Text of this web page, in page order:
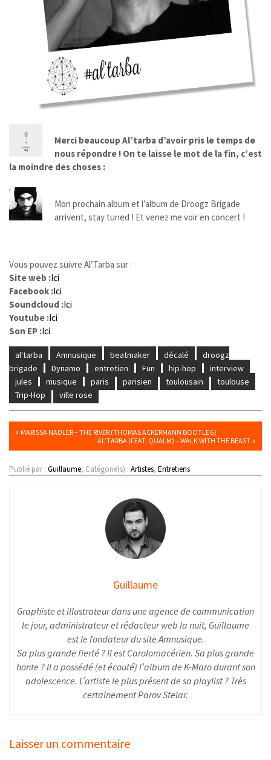
Merci beaucoup Al’tarba d’avoir pris le temps de
nous répondre ! On te laisse le mot de la fin, c’est
la moindre des choses :
Mon prochain album et l’album de Droogz Brigade
arrivent, stay tuned ! Et venez me voir en concert !
Vous pouvez suivre Al’Tarba sur :
Site web :Ici
Facebook :Ici
Soundcloud :Ici
Youtube :Ici
Son EP :Ici
al'tarba Amnusique beatmaker décalé
droogz
brigade
Dynamo entretien Fun hip-hop
interview
jules
musique paris parisien toulousain
toulouse
Trip-Hop
ville rose
« MARISSA NADLER – THE RIVER (THOMAS ACKERMANN BOOTLEG)
AL’TARBA (FEAT. QUALM) – WALK WITH THE BEAST »
Publié par : Guillaume, Catégorie(s) : Artistes, Entretiens
Guillaume
Graphiste et illustrateur dans une agence de communication
le jour, administrateur et rédacteur web la nuit, Guillaume
est le fondateur du site Amnusique.
Sa plus grande fierté ? Il est Carolomacérien. Sa plus grande
honte ? Il a possédé (et écouté) l’album de K-Maro durant son
adolescence. L’artiste le plus présent de sa playlist ? Très
certainement Parov Stelar.
Laisser un commentaire